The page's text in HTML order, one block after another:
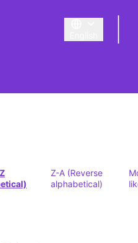
Triar la llengua
Z-A (Reverse
alphabetical)